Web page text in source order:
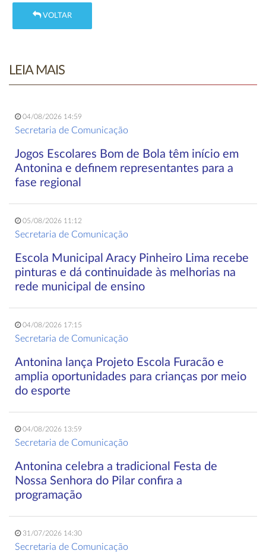
VOLTAR
LEIA MAIS
04/08/2026 14:59
Secretaria de Comunicação
Jogos Escolares Bom de Bola têm início em
Antonina e definem representantes para a
fase regional
05/08/2026 11:12
Secretaria de Comunicação
Escola Municipal Aracy Pinheiro Lima recebe
pinturas e dá continuidade às melhorias na
rede municipal de ensino
04/08/2026 17:15
Secretaria de Comunicação
Antonina lança Projeto Escola Furacão e
amplia oportunidades para crianças por meio
do esporte
04/08/2026 13:59
Secretaria de Comunicação
Antonina celebra a tradicional Festa de
Nossa Senhora do Pilar confira a
programação
31/07/2026 14:30
Secretaria de Comunicação